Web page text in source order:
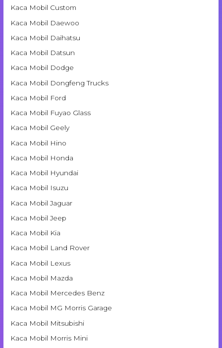
Kaca Mobil Custom
Kaca Mobil Daewoo
Kaca Mobil Daihatsu
Kaca Mobil Datsun
Kaca Mobil Dodge
Kaca Mobil Dongfeng Trucks
Kaca Mobil Ford
Kaca Mobil Fuyao Glass
Kaca Mobil Geely
Kaca Mobil Hino
Kaca Mobil Honda
Kaca Mobil Hyundai
Kaca Mobil Isuzu
Kaca Mobil Jaguar
Kaca Mobil Jeep
Kaca Mobil Kia
Kaca Mobil Land Rover
Kaca Mobil Lexus
Kaca Mobil Mazda
Kaca Mobil Mercedes Benz
Kaca Mobil MG Morris Garage
Kaca Mobil Mitsubishi
Kaca Mobil Morris Mini